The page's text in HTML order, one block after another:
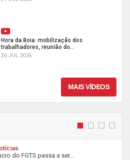
Hora da Boia: mobilização dos
trabalhadores, reunião do...
30 JUL 2026
MAIS VÍDEOS
do FGTS passa a ser...